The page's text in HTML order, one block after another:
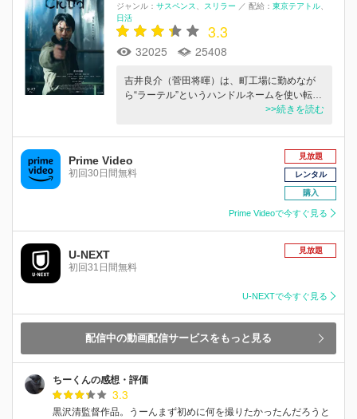
ジャンル： サスペンス スリラー ／ 配給： 東京テアトル
日活
3.3
32025 25408
吉井良介（菅田将暉）は、町工場に勤めなが
ら“ラーテル”というハンドルネームを使い転…
>>続きを読む
Prime Video
初回30日間無料
見放題
レンタル
購入
Prime Videoで今すぐ見る
U-NEXT
初回31日間無料
見放題
U-NEXTで今すぐ見る
配信中の動画配信サービスをもっと見る
ちーくんの感想・評価
3.3
黒沢清監督作品。うーんまず初めに何を撮りたかったんだろうと